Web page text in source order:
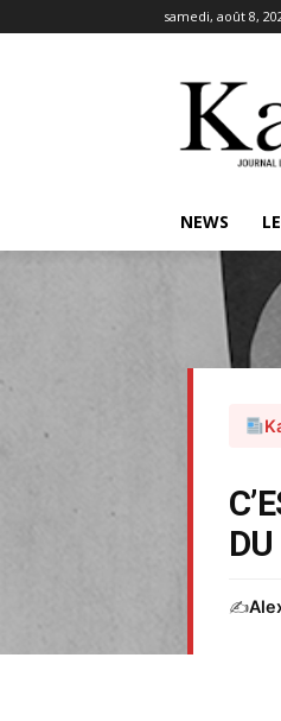
samedi, août 8,
NEWS
✍️